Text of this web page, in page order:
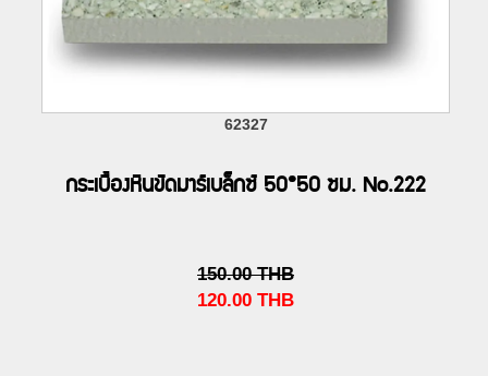
62327
กระเบื้องหินขัดมาร์เบล็กซ์ 50*50 ซม. No.222
150.00 THB
120.00 THB